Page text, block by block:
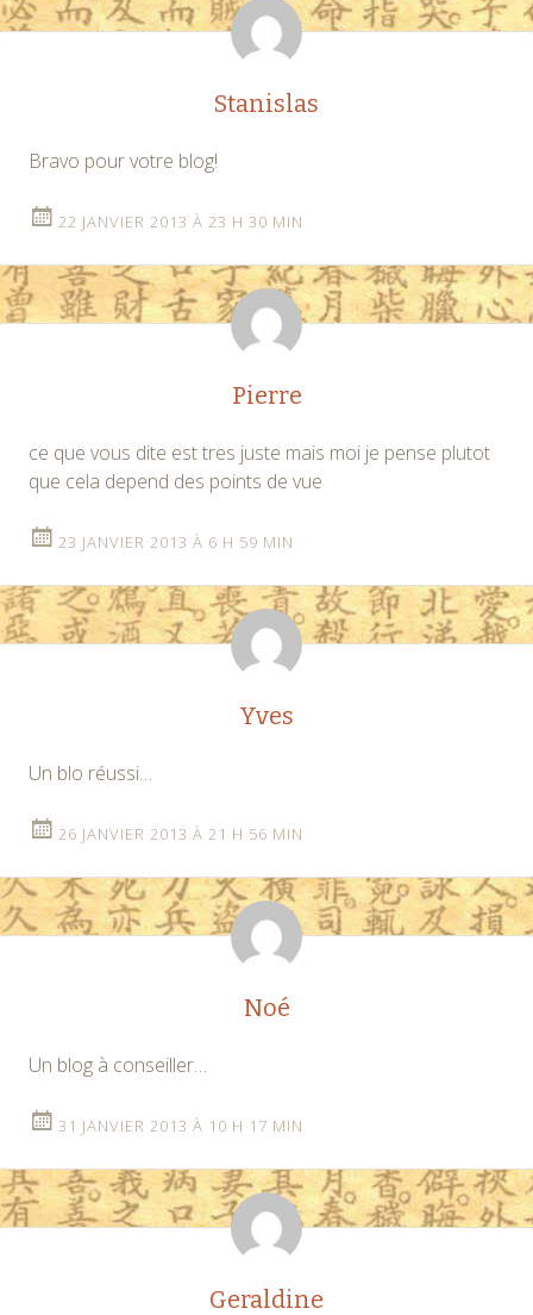
Stanislas
Bravo pour votre blog!
22 JANVIER 2013 À 23 H 30 MIN
Pierre
ce que vous dite est tres juste mais moi je pense plutot
que cela depend des points de vue
23 JANVIER 2013 À 6 H 59 MIN
Yves
Un blo réussi…
26 JANVIER 2013 À 21 H 56 MIN
Noé
Un blog à conseiller…
31 JANVIER 2013 À 10 H 17 MIN
Geraldine